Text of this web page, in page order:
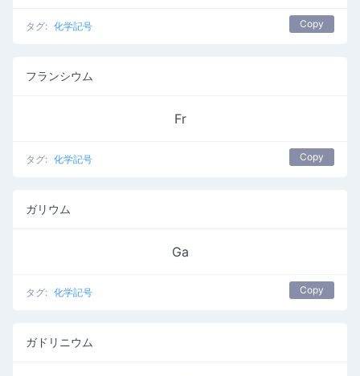
タグ: 化学記号 Copy
フランシウム
Fr
タグ: 化学記号 Copy
ガリウム
Ga
タグ: 化学記号 Copy
ガドリニウム